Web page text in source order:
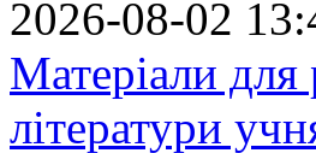
2026-08-02
Матеріали для
літератури